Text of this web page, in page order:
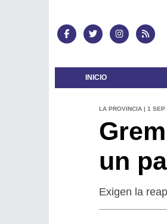
INICIO
LA PROVINCIA | 1 SEP
un
Exigen la